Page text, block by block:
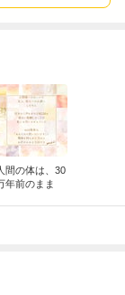
間の体は、30
年前のまま